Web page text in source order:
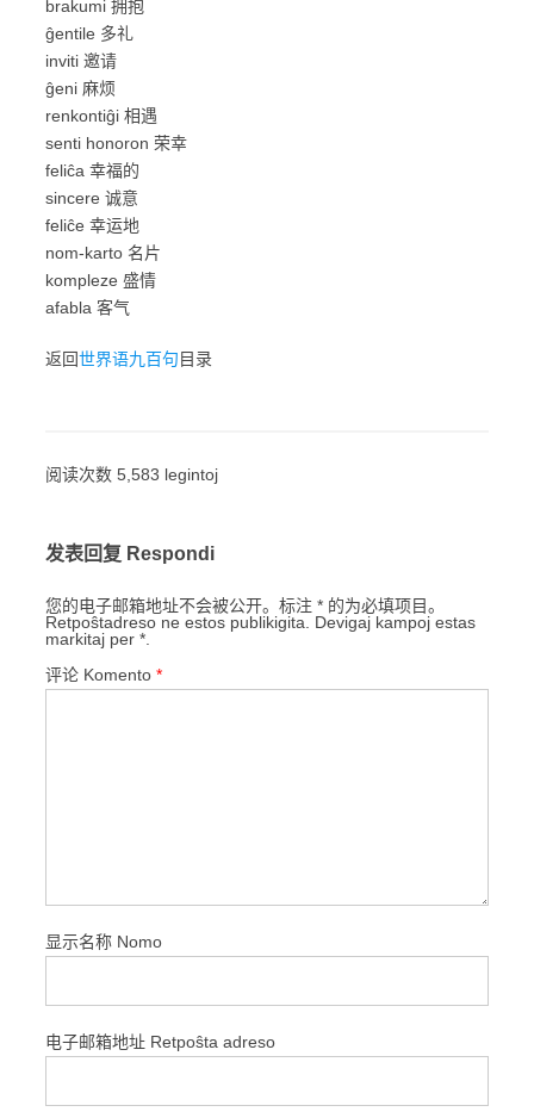
brakumi 拥抱
ĝentile 多礼
inviti 邀请
ĝeni 麻烦
renkontiĝi 相遇
senti honoron 荣幸
feliĉa 幸福的
sincere 诚意
feliĉe 幸运地
nom-karto 名片
kompleze 盛情
afabla 客气
返回世界语九百句 目录
阅读次数 5,583 legintoj
发表回复 Respondi
您的电子邮箱地址不会被公开。标注 * 的为必填项目。
Retpoŝtadreso ne estos publikigita. Devigaj kampoj estas
markitaj per *.
评论 Komento *
显示名称 Nomo
电子邮箱地址 Retpoŝta adreso